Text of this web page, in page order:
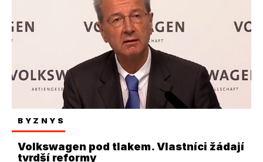
BYZNYS
Volkswagen pod tlakem. Vlastníci žádají
tvrdší reformy